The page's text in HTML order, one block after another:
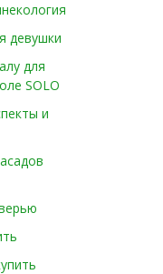
девушки
для
SOLO
и